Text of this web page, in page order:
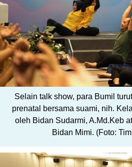
Selain talk show, para Bumil
prenatal bersama suami, nih.
oleh Bidan Sudarmi, A.Md.Keb
Bidan Mimi. (Foto: